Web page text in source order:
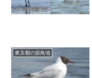
東京都の探鳥地